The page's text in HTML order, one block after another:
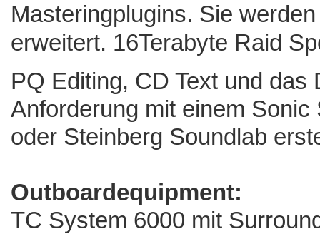
Masteringplugins. Sie
erweitert. 16Terabyte Raid
PQ Editing, CD Text und
Anforderung mit einem
oder Steinberg Soundlab
Outboardequipment:
TC System 6000 mit